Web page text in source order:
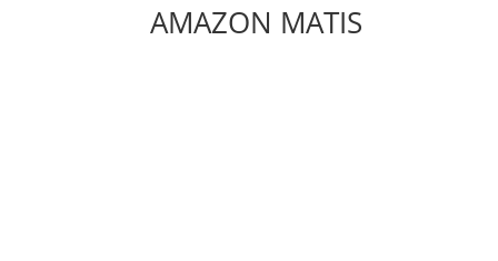
AMAZON MATIS